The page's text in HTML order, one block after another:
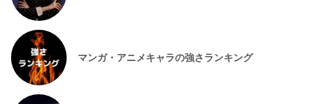
マンガ・アニメキャラの強さランキング